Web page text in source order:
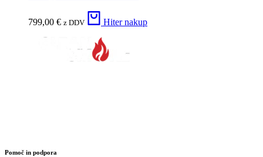
799,00 € z DDV Hiter nakup
Pomoč in podpora